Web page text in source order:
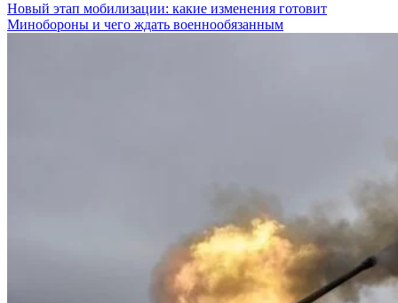
Новый этап мобилизации: какие изменения готовит
Минобороны и чего ждать военнообязанным